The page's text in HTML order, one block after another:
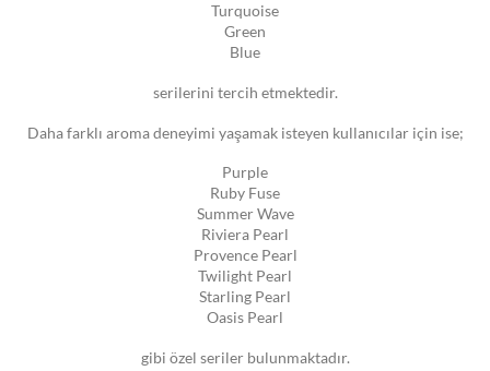
Turquoise
Green
Blue
serilerini tercih etmektedir.
Daha farklı aroma deneyimi yaşamak isteyen kullanıcılar için ise;
Purple
Ruby Fuse
Summer Wave
Riviera Pearl
Provence Pearl
Twilight Pearl
Starling Pearl
Oasis Pearl
gibi özel seriler bulunmaktadır.